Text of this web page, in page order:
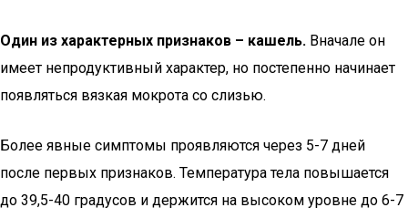
Один из характерных признаков – кашель. Вначале он
имеет непродуктивный характер, но постепенно начинает
появляться вязкая мокрота со слизью.
Более явные симптомы проявляются через 5-7 дней
после первых признаков. Температура тела повышается
до 39,5-40 градусов и держится на высоком уровне до 6-7